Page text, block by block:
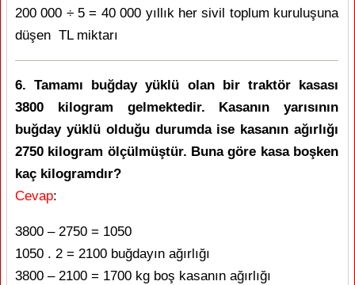
200 000 ÷ 5 = 40 000 yıllık her sivil toplum kuruluşuna
düşen TL miktarı
6. Tamamı buğday yüklü olan bir traktör kasası
3800 kilogram gelmektedir. Kasanın yarısının
buğday yüklü olduğu durumda ise kasanın ağırlığı
2750 kilogram ölçülmüştür. Buna göre kasa boşken
kaç kilogramdır?
Cevap:
3800 – 2750 = 1050
1050 . 2 = 2100 buğdayın ağırlığı
3800 – 2100 = 1700 kg boş kasanın ağırlığı